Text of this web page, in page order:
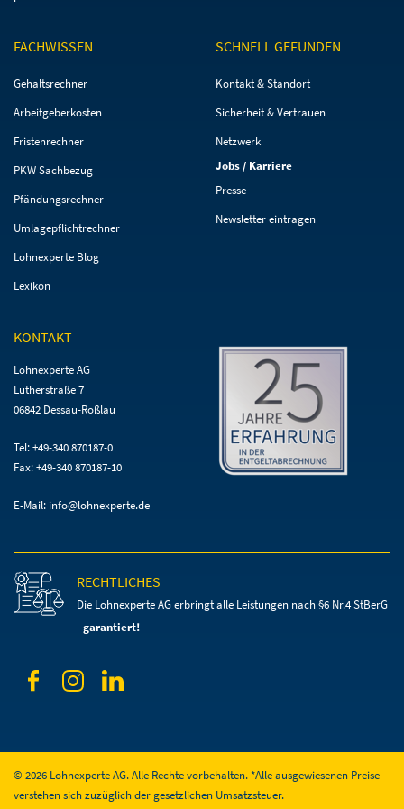
FACHWISSEN
Navigation
Gehaltsrechner
Arbeitgeberkosten
Fristenrechner
PKW Sachbezug
Pfändungsrechner
Umlagepflichtrechner
Lohnexperte Blog
Lexikon
SCHNELL GEFUNDEN
Navigation
Kontakt & Standort
Sicherheit & Vertrauen
Netzwerk
Jobs / Karriere
Presse
Newsletter eintragen
KONTAKT
Lohnexperte AG
Lutherstraße 7
06842 Dessau-Roßlau
Tel: +49-340 870187-0
Fax: +49-340 870187-10
E-Mail: info@lohnexperte.de
RECHTLICHES
Die Lohnexperte AG erbringt alle Leistungen nach §6 Nr.4 StBerG
-garantiert!
© 2026 Lohnexperte AG. Alle Rechte vorbehalten. *Alle ausgewiesenen Preise
verstehen sich zuzüglich der gesetzlichen Umsatzsteuer.